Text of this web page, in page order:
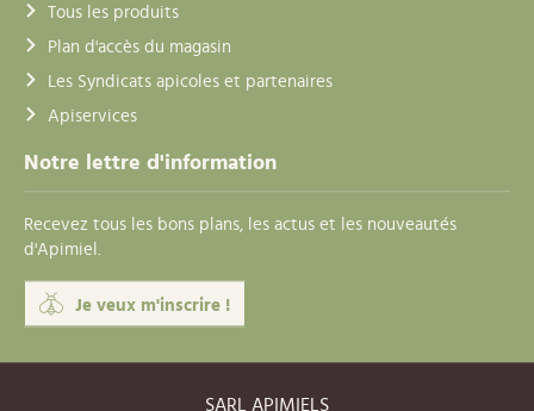
Tous les produits
Plan d'accès du magasin
Les Syndicats apicoles et partenaires
Apiservices
Notre lettre d'information
Recevez tous les bons plans, les actus et les nouveautés
d'Apimiel.
Je veux m'inscrire !
SARL APIMIELS